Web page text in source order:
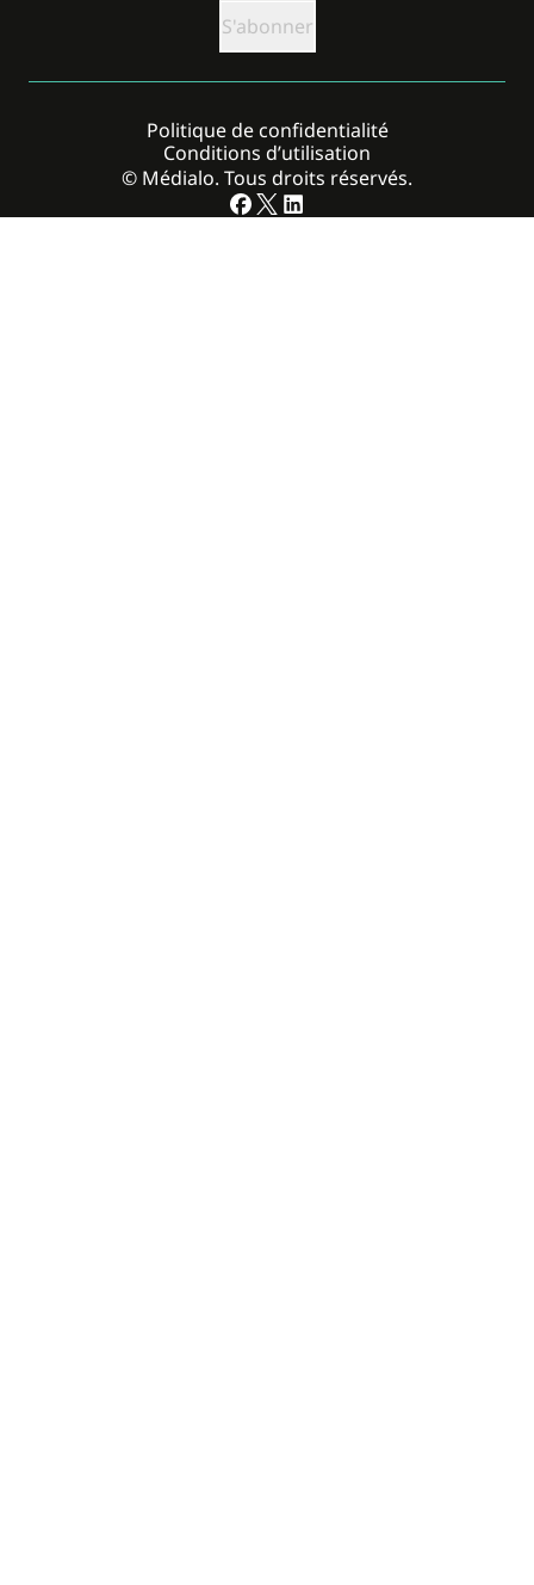
© Médialo. Tous droits réservés.
Politique de confidentialité
Conditions d’utilisation